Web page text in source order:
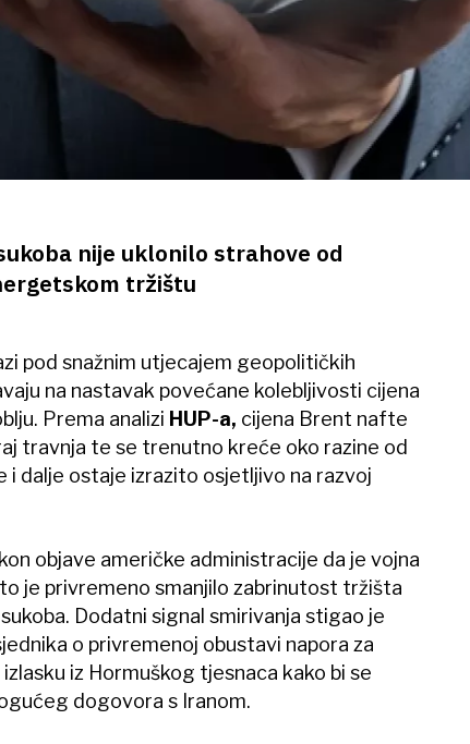
nije uklonilo strahove od
tržištu
pod snažnim utjecajem geopolitičkih
na nastavak povećane kolebljivosti cijena
Prema analizi HUP-a, cijena Brent nafte
travnja te se trenutno kreće oko razine od
i dalje ostaje izrazito osjetljivo na razvoj
objave američke administracije da je vojna
je privremeno smanjilo zabrinutost tržišta
Dodatni signal smirivanja stigao je
o privremenoj obustavi napora za
iz Hormuškog tjesnaca kako bi se
dogovora s Iranom.